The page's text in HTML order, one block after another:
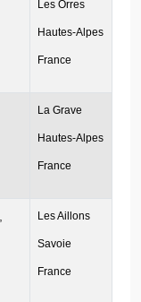
Les Orres
Hautes-Alpes
France
La Grave
Hautes-Alpes
France
Les Aillons
Savoie
France